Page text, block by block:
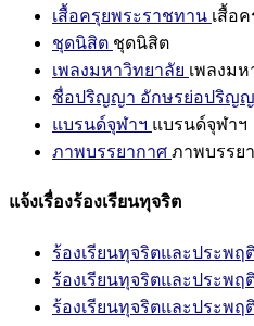
เสื้อครุยพระราชทาน เสื้อ
ชุดนิสิต ชุดนิสิต
เพลงมหาวิทยาลัย เพลงม
ชื่อปริญญา อักษรย่อปริญ
แบรนด์จุฬาฯ แบรนด์จุฬาฯ
ภาพบรรยากาศ ภาพบรรย
แจ้งเรื่องร้องเรียนทุจริต
ร้องเรียนทุจริตและประพฤ
ร้องเรียนทุจริตและประพฤ
ร้องเรียนทุจริตและประพฤ